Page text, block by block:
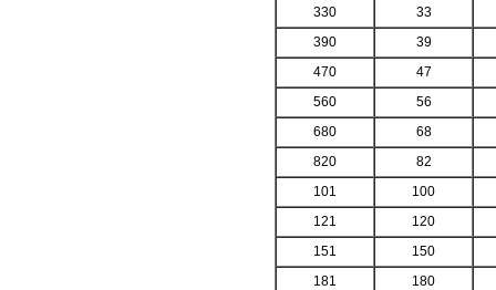
330
33
390
39
470
47
560
56
680
68
820
82
101
100
121
120
151
150
181
180